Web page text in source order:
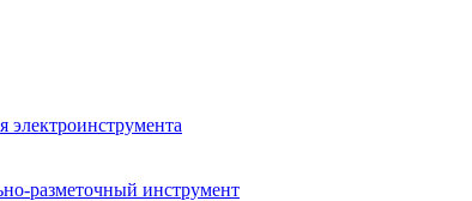
электроинструмента
разметочный инструмент